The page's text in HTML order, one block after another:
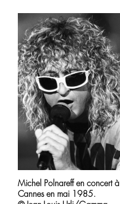
sur
la
page
du
produit
a
plusieurs
Michel Polnareff en concert à
Cannes en mai 1985.